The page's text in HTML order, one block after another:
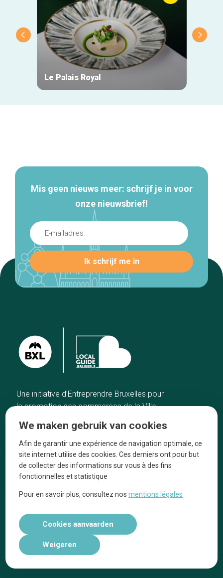
Le Palais Royal
Mis geen nieuws meer: schrijf je in voor
onze nieuwsbrief!
Une initiative d’Entreprendre Bruxelles pour
la promotion des commerces de la Ville
Home
De beste adressen
Blog
Winkelwijken
Tops 10
De ambachtslieden
Over ons
Ze praten over ons!
kennisgevingen
We maken gebruik van cookies
Afin de garantir une expérience de navigation optimale, ce
site internet utilise des cookies. Ces derniers ont pour but
de collecter des informations sur vous à des fins
fonctionnelles et statistique
Pour en savoir plus, consultez nosmentions légales
Cookies aanvaarden
Weigeren